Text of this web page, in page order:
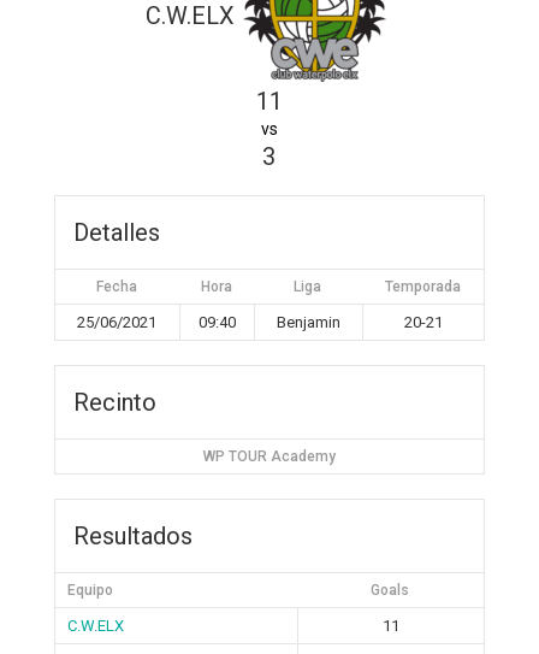
C.W.ELX
11
vs
3
Detalles
Fecha Hora Liga Temporada
25/06/2021 09:40 Benjamin 20-21
Recinto
WP TOUR Academy
Resultados
Equipo Goals
C.W.ELX
11